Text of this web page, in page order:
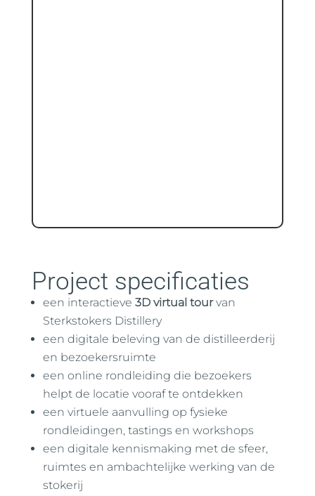
Project specificaties
een interactieve 3D virtual tourvan
Sterkstokers Distillery
een digitale beleving van de distilleerderij
en bezoekersruimte
een online rondleiding die bezoekers
helpt de locatie vooraf te ontdekken
een virtuele aanvulling op fysieke
rondleidingen, tastings en workshops
een digitale kennismaking met de sfeer,
ruimtes en ambachtelijke werking van de
stokerij